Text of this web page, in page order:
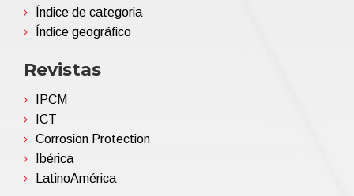
Índice de categoria
Índice geográfico
Revistas
IPCM
ICT
Corrosion Protection
Ibérica
LatinoAmérica